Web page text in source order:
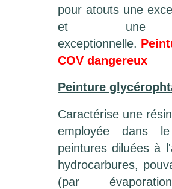
pour atouts une
et une
exceptionnelle.
COV dangereux
Peinture
Caractérise une
employée dans
peintures diluées à
hydrocarbures,
(par